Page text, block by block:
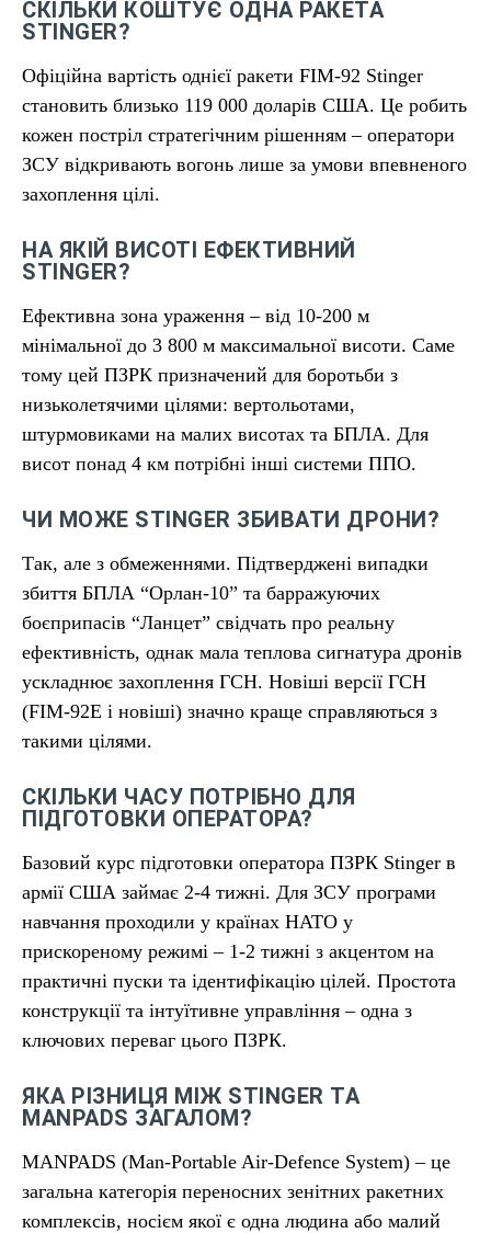
СКІЛЬКИ КОШТУЄ ОДНА РАКЕТА
STINGER?
Офіційна вартість однієї ракети FIM-92 Stinger
становить близько 119 000 доларів США. Це робить
кожен постріл стратегічним рішенням – оператори
ЗСУ відкривають вогонь лише за умови впевненого
захоплення цілі.
НА ЯКІЙ ВИСОТІ ЕФЕКТИВНИЙ
STINGER?
Ефективна зона ураження – від 10-200 м
мінімальної до 3 800 м максимальної висоти. Саме
тому цей ПЗРК призначений для боротьби з
низьколетячими цілями: вертольотами,
штурмовиками на малих висотах та БПЛА. Для
висот понад 4 км потрібні інші системи ППО.
ЧИ МОЖЕ STINGER ЗБИВАТИ ДРОНИ?
Так, але з обмеженнями. Підтверджені випадки
збиття БПЛА “Орлан-10” та барражуючих
боєприпасів “Ланцет” свідчать про реальну
ефективність, однак мала теплова сигнатура дронів
ускладнює захоплення ГСН. Новіші версії ГСН
(FIM-92E і новіші) значно краще справляються з
такими цілями.
СКІЛЬКИ ЧАСУ ПОТРІБНО ДЛЯ
ПІДГОТОВКИ ОПЕРАТОРА?
Базовий курс підготовки оператора ПЗРК Stinger в
армії США займає 2-4 тижні. Для ЗСУ програми
навчання проходили у країнах НАТО у
прискореному режимі – 1-2 тижні з акцентом на
практичні пуски та ідентифікацію цілей. Простота
конструкції та інтуїтивне управління – одна з
ключових переваг цього ПЗРК.
ЯКА РІЗНИЦЯ МІЖ STINGER ТА
MANPADS ЗАГАЛОМ?
MANPADS (Man-Portable Air-Defence System) – це
загальна категорія переносних зенітних ракетних
комплексів, носієм якої є одна людина або малий